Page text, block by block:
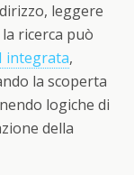
leggere
ricerca può
integrata,
la scoperta
logiche di
della